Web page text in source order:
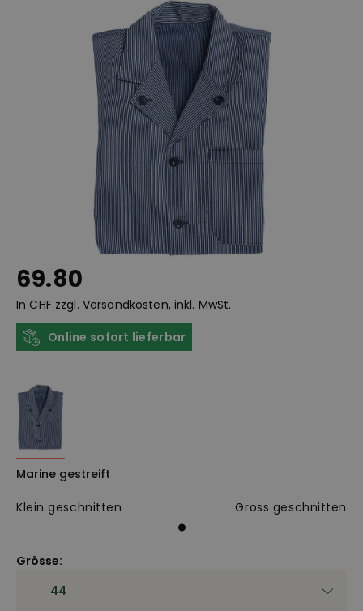
69.80
In CHF zzgl. Versandkosten, inkl. MwSt.
Online sofort lieferbar
Marine gestreift
Klein geschnitten Gross geschnitten
Grösse: